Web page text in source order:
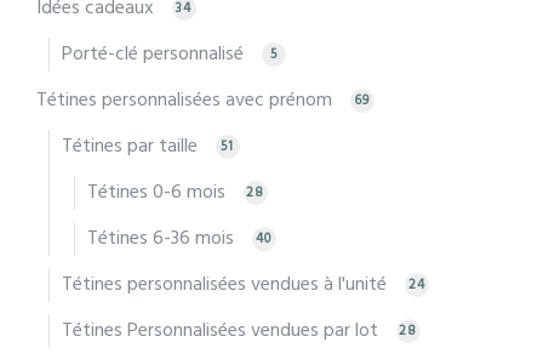
Idées cadeaux 34
Porté-clé personnalisé 5
Tétines personnalisées avec prénom 69
Tétines par taille 51
Tétines 0-6 mois 28
Tétines 6-36 mois 40
Tétines personnalisées vendues à l'unité 24
Tétines Personnalisées vendues par lot 28